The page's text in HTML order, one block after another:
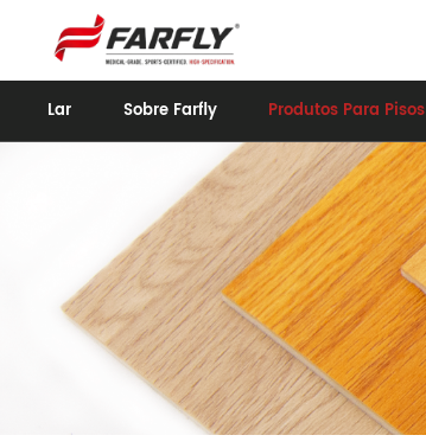
Lar Sobre Farfly Produtos Para Pisos